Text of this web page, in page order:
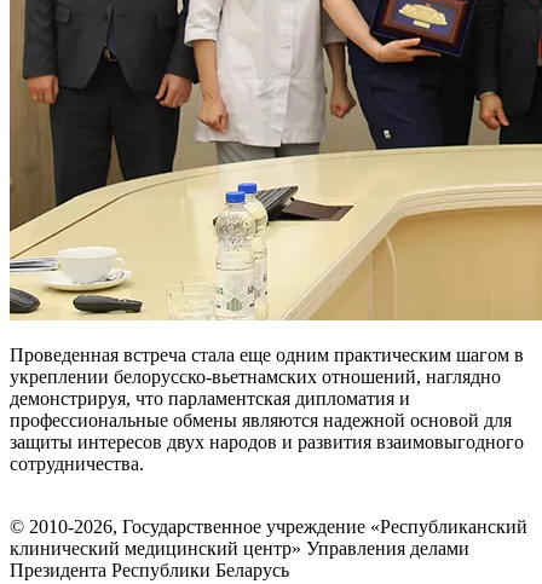
Проведенная встреча стала еще одним практическим шагом в
укреплении белорусско-вьетнамских отношений, наглядно
демонстрируя, что парламентская дипломатия и
профессиональные обмены являются надежной основой для
защиты интересов двух народов и развития взаимовыгодного
сотрудничества.
© 2010-2026, Государственное учреждение «Республиканский
клинический медицинский центр» Управления делами
Президента Республики Беларусь